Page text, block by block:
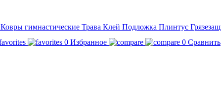
Ковры гимнастические Трава Клей Подложка Плинтус
0 Избранное 0 Сравнить